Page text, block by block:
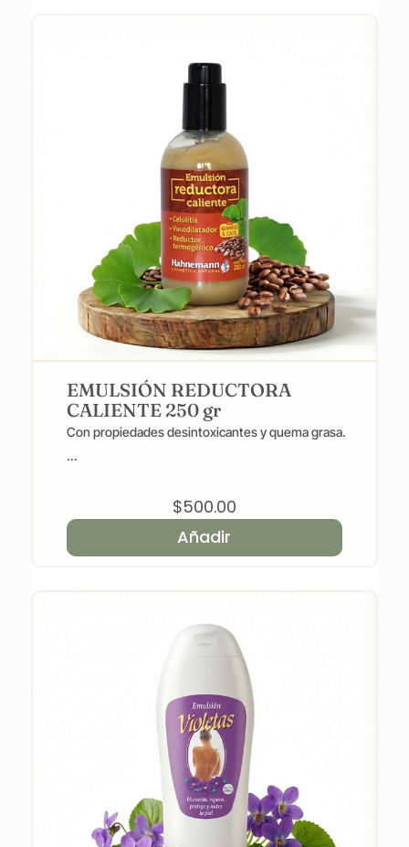
EMULSIÓN REDUCTORA
CALIENTE 250 gr
Con propiedades desintoxicantes y quema grasa.
...
$500.00
Añadir